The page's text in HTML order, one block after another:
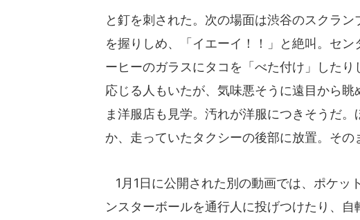
と釘を刺された。次の場面は渋谷のスクラ
を握りしめ、「イエーイ！！」と絶叫。セ
ーヒーのガラスにタコを「べた付け」した
応じる人もいたが、気味悪そうに遠目から
ま洋服店も見学。汚れが洋服につきそうだ
か、走っていたタクシーの後部に放置。その
1月1日に公開された別の動画では、ポケッ
ンスターボールを通行人に投げつけたり、